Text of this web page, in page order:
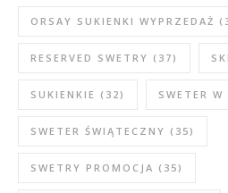
ORSAY SUKIENKI WYPRZEDAŻ
RESERVED SWETRY (37)
SUKIENKIE (32) SWETER W
SWETER ŚWIĄTECZNY (35)
SWETRY PROMOCJA (35)